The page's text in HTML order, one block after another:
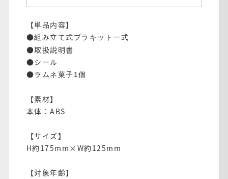
【単品内容】
●組み立て式プラキット一式
●取扱説明書
●シール
●ラムネ菓子1個
【素材】
本体：ABS
【サイズ】
H約175mm×W約125mm
【対象年齢】